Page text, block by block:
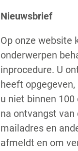
Nieuwsbrief
Op onze website
onderwerpen
inprocedure. U
heeft
u niet binnen
na ontvangst
mailadres en
afmeldt en om